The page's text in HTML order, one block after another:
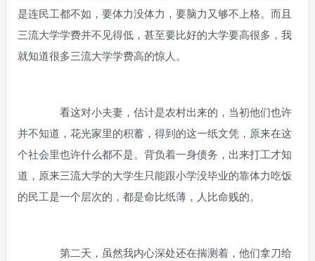
是连民工都不如，要体力没体力，要脑力又够不上格。而且
三流大学学费并不见得低，甚至要比好的大学要高很多，我
就知道很多三流大学学费高的惊人。
看这对小夫妻，估计是农村出来的，当初他们也许
并不知道，花光家里的积蓄，得到的这一纸文凭，原来在这
个社会里也许什么都不是。背负着一身债务，出来打工才知
道，原来三流大学的大学生只能跟小学没毕业的靠体力吃饭
的民工是一个层次的，都是命比纸薄，人比命贱的。
第二天，虽然我内心深处还在揣测着，他们拿刀给